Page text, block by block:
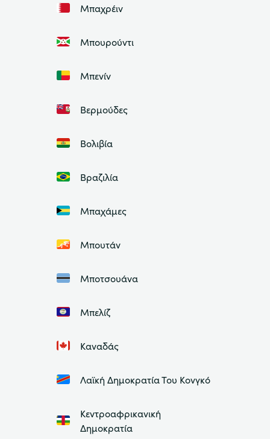
Μπαχρέιν
Μπουρούντι
Μπενίν
Βερμούδες
Βολιβία
Βραζιλία
Μπαχάμες
Μπουτάν
Μποτσουάνα
Μπελίζ
Καναδάς
Λαϊκή Δημοκρατία Του Κονγκό
Κεντροαφρικανική
Δημοκρατία